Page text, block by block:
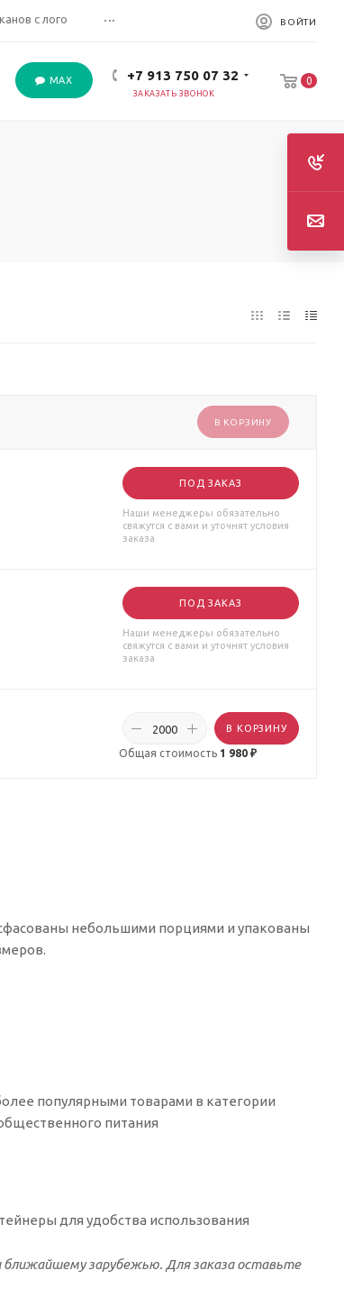
с лого ... ВОЙТИ
MAX +7 913 750 07 32
ЗАКАЗАТЬ ЗВОНОК
0
В КОРЗИНУ
ПОД ЗАКАЗ
Наши менеджеры обязательно
свяжутся с вами и уточнят условия
заказа
ПОД ЗАКАЗ
Наши менеджеры обязательно
свяжутся с вами и уточнят условия
заказа
В КОРЗИНУ
Общая стоимость 1 980 ₽
небольшими порциями и упакованы
популярными товарами в категории
питания
для удобства использования
ближайшему зарубежью. Для заказа оставьте